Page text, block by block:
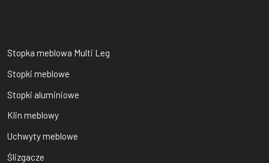
Stopka meblowa Multi Leg
Stopki meblowe
Stopki aluminiowe
Klin meblowy
Uchwyty meblowe
Ślizgacze